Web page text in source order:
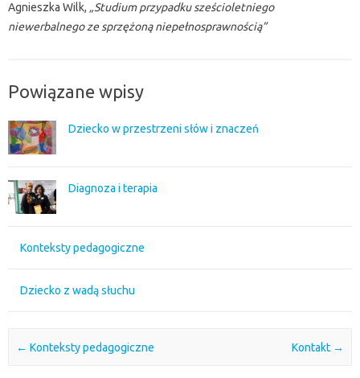
Agnieszka Wilk, „Studium przypadku sześcioletniego
niewerbalnego ze sprzężoną niepełnosprawnością”
Powiązane wpisy
Dziecko w przestrzeni słów i znaczeń
Diagnoza i terapia
Konteksty pedagogiczne
Dziecko z wadą słuchu
Post navigation
← Konteksty pedagogiczne Kontakt →